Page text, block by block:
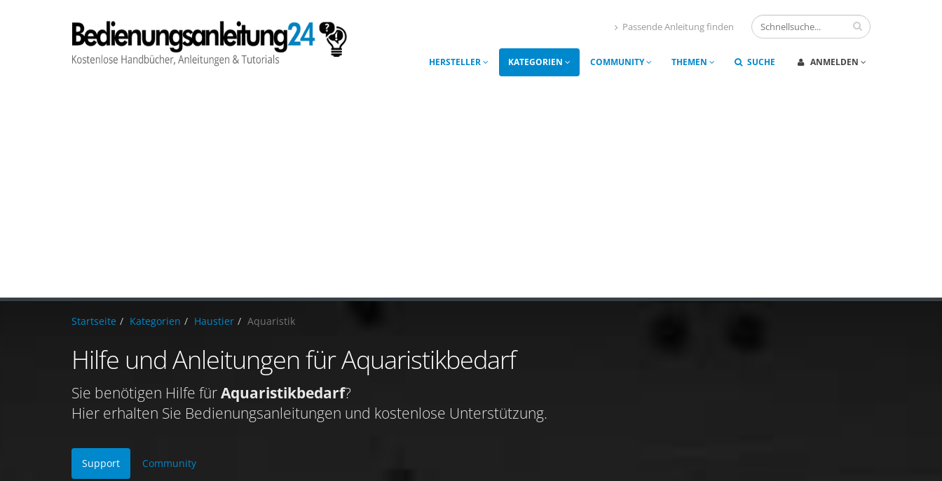
Passende Anleitung finden
HERSTELLER KATEGORIEN COMMUNITY THEMEN SUCHE ANMELDEN
Startseite Kategorien Haustier Aquaristik
Hilfe und Anleitungen für Aquaristikbedarf
Sie benötigen Hilfe fürAquaristikbedarf?
Hier erhalten Sie Bedienungsanleitungen und kostenlose Unterstützung.
Support Community